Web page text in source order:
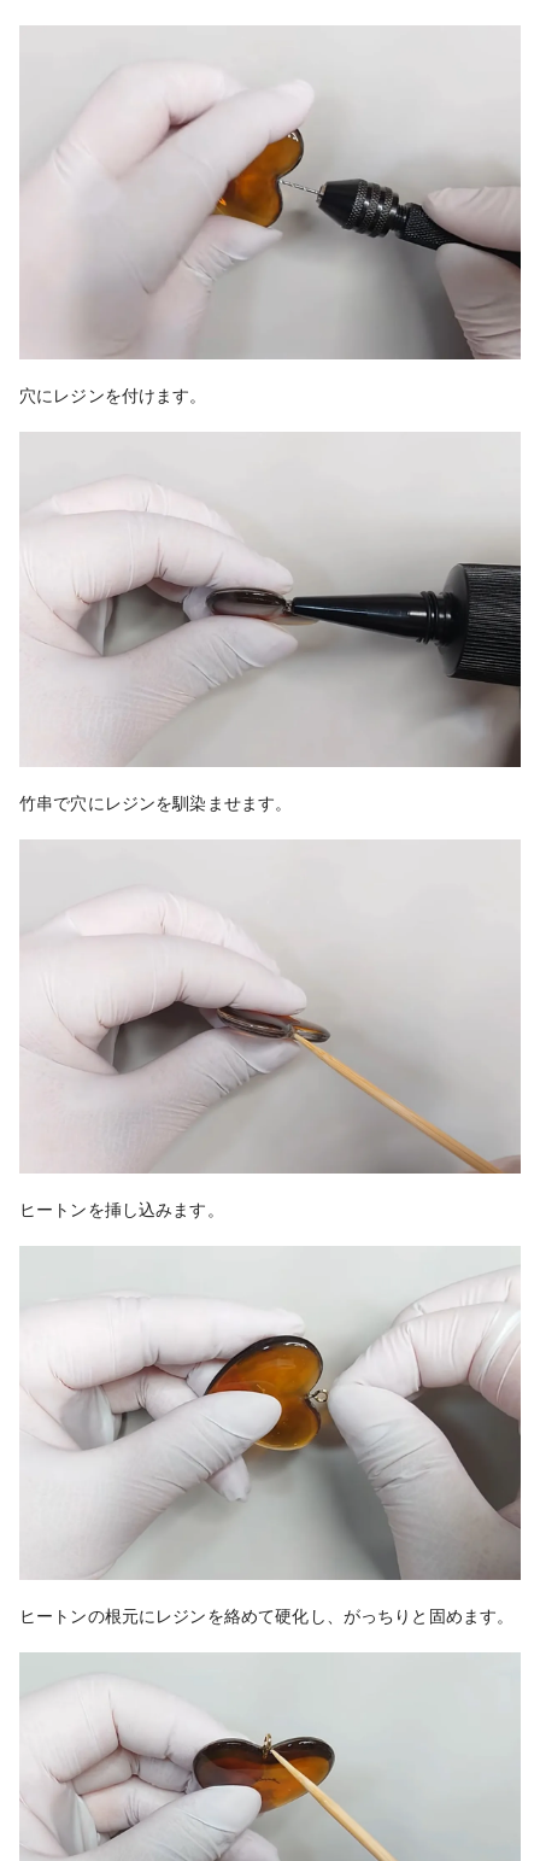
穴にレジンを付けます。
竹串で穴にレジンを馴染ませます。
ヒートンを挿し込みます。
ヒートンの根元にレジンを絡めて硬化し、がっちりと固めます。